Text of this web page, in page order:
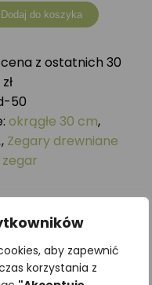
aby zapewnić
korzystania z
Dodaj do koszyka
cena z ostatnich 30
zł
50
okrągłe 30 cm,
, Zegary drewniane
zegar